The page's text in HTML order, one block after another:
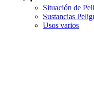
Situación de
Sustancias
Usos varios